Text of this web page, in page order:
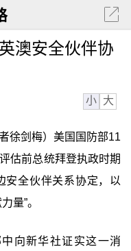
澳安全伙伴协
小 大
徐剑梅）美国国防部11
估前总统拜登执政时期
安全伙伴关系协定，以
量”。
向新华社证实这一消